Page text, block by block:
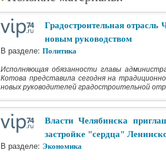
Градостроительная отрасль
новым руководством
В разделе: Политика
Исполняющая обязанности главы
Котова представила сегодня на
новых руководителей градостроительной
Власти Челябинска
застройке "сердца"
В разделе: Экономика